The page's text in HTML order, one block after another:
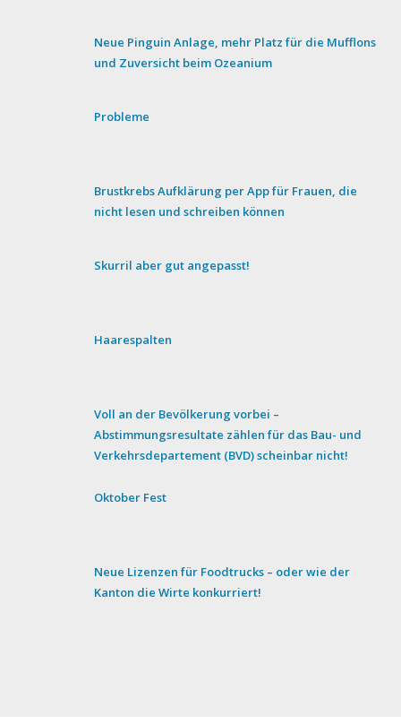
Neue Pinguin Anlage, mehr Platz für die Mufflons
und Zuversicht beim Ozeanium
Probleme
Brustkrebs Aufklärung per App für Frauen, die
nicht lesen und schreiben können
Skurril aber gut angepasst!
Haarespalten
Voll an der Bevölkerung vorbei –
Abstimmungsresultate zählen für das Bau- und
Verkehrsdepartement (BVD) scheinbar nicht!
Oktober Fest
Neue Lizenzen für Foodtrucks – oder wie der
Kanton die Wirte konkurriert!